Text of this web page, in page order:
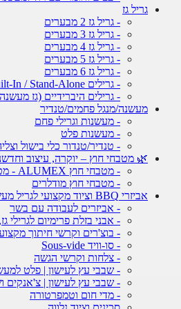
גריל גז
- גריל גז 2 מבערים
- גריל גז 3 מבערים
- גריל גז 4 מבערים
- גריל גז 5 מבערים
- גריל גז 6 מבערים
- גרילים Built-In / Stand-Alone
- גרילים היברידיים (גז
מעשנה/מנגל פחמים/טנדיר
- מעשנות וגרילי פחם
- מעשנות פלט
- טנדיר/טנדור כלי בישול
🌿 מטבחי חוץ – יוקרה, עיצוב
- מטבחי חוץ ALUMEX - מטבח חוץ יוקרתי לכל החיים ✨🔥
- מטבחי חוץ מודלרים
אביזרי BBQ וציוד מקצועי לגריל מעשנות טאבון וטיפול בבשר
- אביזרים לעבודה עם בשר
- אבני בזלת פרימיום לגרילי
- בוצ'רים וקרשי חיתוך
- סו-וויד Sous-vide
- צלחות וקרשי הגשה
- שבבי עץ לעישון | פלט
- שבבי עץ לעישון | צ'אנקים
- מדי חום וטמפרטורה